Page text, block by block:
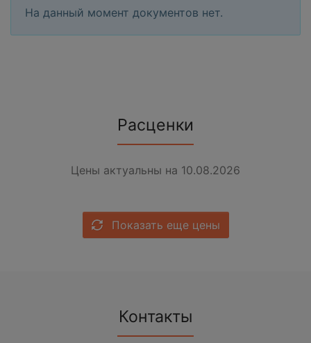
На данный момент документов нет.
Расценки
Цены актуальны на 10.08.2026
Показать еще цены
Контакты